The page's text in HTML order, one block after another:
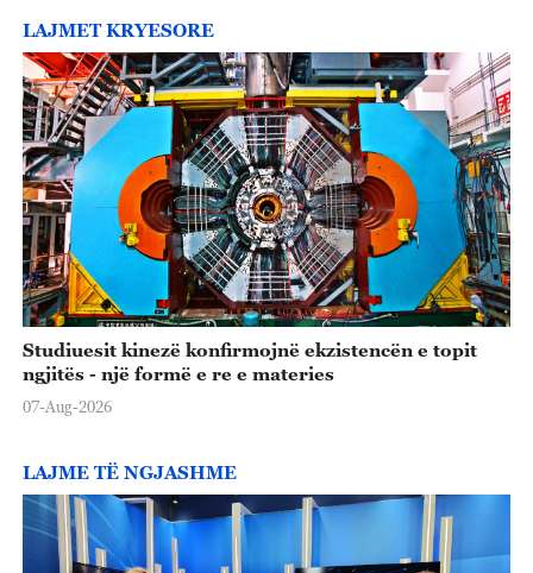
LAJMET KRYESORE
Studiuesit kinezë konfirmojnë ekzistencën e topit
ngjitës - një formë e re e materies
07-Aug-2026
LAJME TË NGJASHME